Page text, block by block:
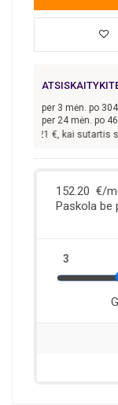
per 3 mėn. po
per 24 mėn. po
€, kai sutartis